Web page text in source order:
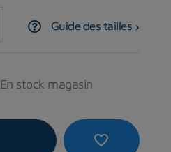
Guide des tailles
En stock magasin
favorite_border